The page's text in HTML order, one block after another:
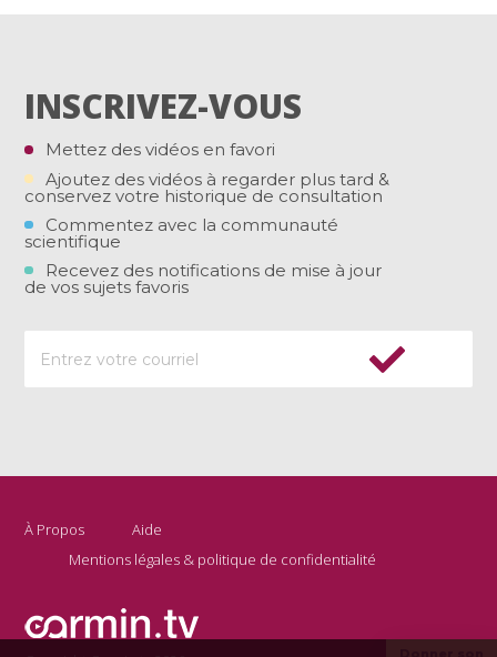
INSCRIVEZ-VOUS
Mettez des vidéos en favori
Ajoutez des vidéos à regarder plus tard &
conservez votre historique de consultation
Commentez avec la communauté
scientifique
Recevez des notifications de mise à jour
de vos sujets favoris
À Propos
Aide
Mentions légales & politique de confidentialité